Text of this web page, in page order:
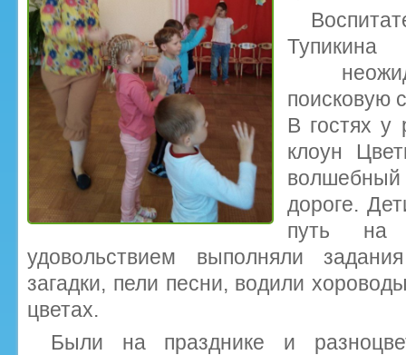
поисковую
В гостях у
клоун
волшебный
дороге.
путь на
удовольствием выполняли
загадки, пели песни, водили
цветах.
Были на празднике и